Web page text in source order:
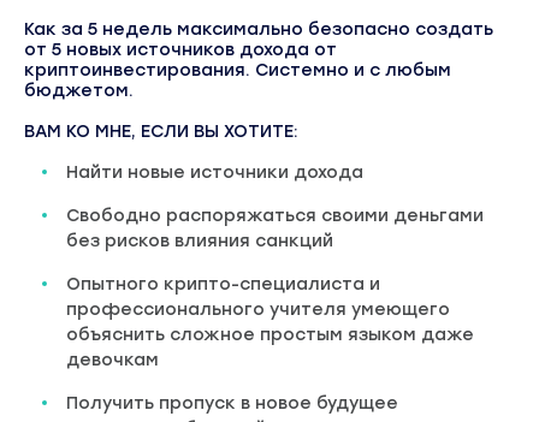
Как за 5 недель максимально безопасно создать
от 5 новых источников дохода от
криптоинвестирования. Системно и с любым
бюджетом.
ВАМ КО МНЕ, ЕСЛИ ВЫ ХОТИТЕ:
Найти новые источники дохода
Свободно распоряжаться своими деньгами
без рисков влияния санкций
Опытного крипто-специалиста и
профессионального учителя умеющего
объяснить сложное простым языком даже
девочкам
Получить пропуск в новое будущее